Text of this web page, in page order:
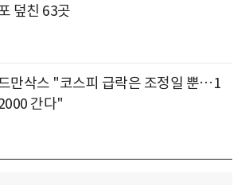
덮친 63곳
만삭스 "코스피 급락은 조정일 뿐…1
간다"